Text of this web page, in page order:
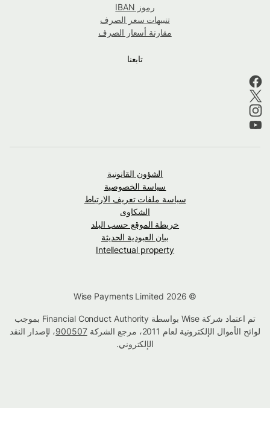
رموز IBAN
تنبيهات سعر الصرف
مقارنة أسعار الصرف
تابعنا
الشؤون القانونية
سياسة الخصوصية
سياسة ملفات تعريف الارتباط
الشكاوى
خريطة الموقع حسب البلد
بيان العبودية الحديثة
Intellectual property
تم اعتماد شركة Wise بواسطة Financial Conduct Authority بموجب
لوائح الأموال الإلكترونية لعام 2011، مرجع الشركة
900507، لإصدار النقد
الإلكتروني.